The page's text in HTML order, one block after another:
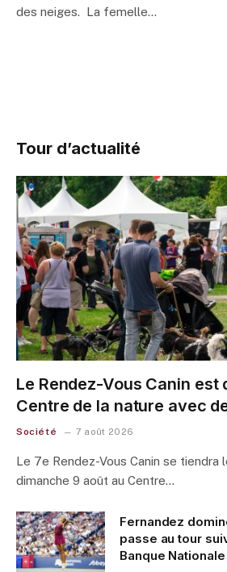
des neiges. La femelle…
Tour d’actualité
Le Rendez-Vous Canin est
Centre de la nature avec
Société 7 août 2026
Le 7e Rendez-Vous Canin se tiendra
dimanche 9 août au Centre…
Fernandez
passe au tour
Banque Nationale